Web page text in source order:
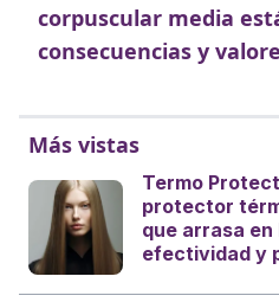
corpuscular media
consecuencias y
Más vistas
Termo
protector
que arrasa en
efectividad y